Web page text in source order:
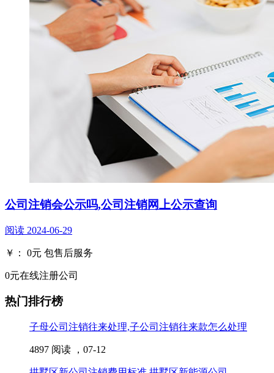
公司注销会公示吗,公司注销网上公示查询
阅读 2024-06-29
￥： 0元 包售后服务
0元在线注册公司
热门排行榜
子母公司注销往来处理,子公司注销往来款怎么处理
4897 阅读 ， 07-12